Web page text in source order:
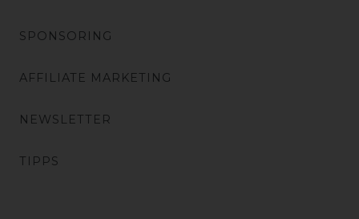
SPONSORING
AFFILIATE MARKETING
NEWSLETTER
TIPPS